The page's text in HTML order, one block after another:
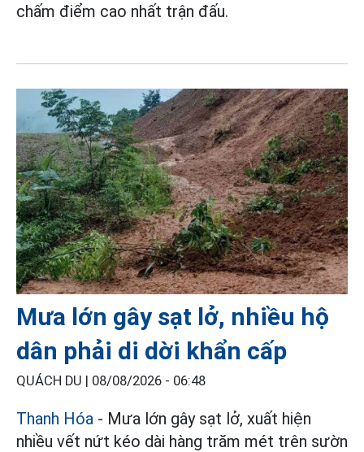
chấm điểm cao nhất trận đấu.
Mưa lớn gây sạt lở, nhiều hộ
dân phải di dời khẩn cấp
QUÁCH DU | 08/08/2026 - 06:48
Thanh Hóa - Mưa lớn gây sạt lở, xuất hiện
nhiều vết nứt kéo dài hàng trăm mét trên sườn